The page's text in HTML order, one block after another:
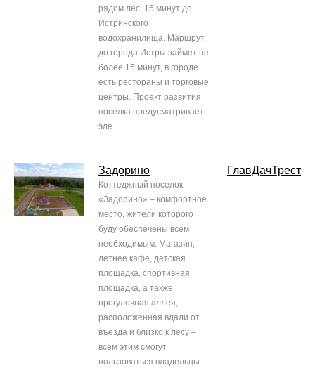
рядом лес, 15 минут до
Истринского
водохранилища. Маршрут
до города Истры займет не
более 15 минут, в городе
есть рестораны и торговые
центры. Проект развития
поселка предусматривает
эле...
Задорино
Коттеджный поселок
«Задорино» – комфортное
место, жители которого
буду обеспечены всем
необходимым. Магазин,
летнее кафе, детская
площадка, спортивная
площадка, а также
прогулочная аллея,
расположенная вдали от
въезда и близко к лесу –
всем этим смогут
пользоваться владельцы ...
ГлавДачТрест